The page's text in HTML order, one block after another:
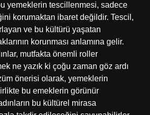
yemeklerin tescillenmesi, sadece
korumaktan ibaret değildir. Tescil,
ve bu kültürü yaşatan
korunması anlamına gelir.
mutfakta önemli roller
ne yazık ki çoğu zaman göz ardı
önerisi olarak, yemeklerin
bu emeklerin görünür
bu kültürel mirasa